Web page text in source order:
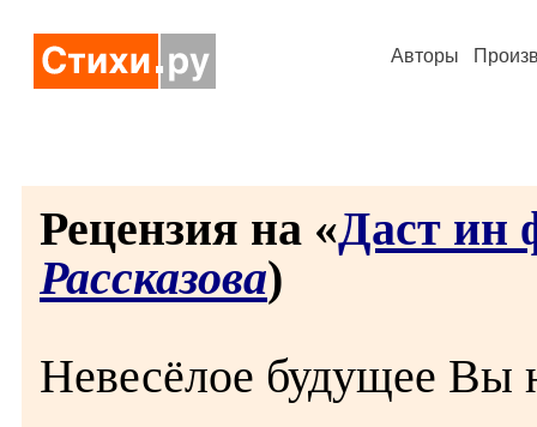
Авторы
Рецензия на «Даст ин
Рассказова)
Невесёлое будущее Вы